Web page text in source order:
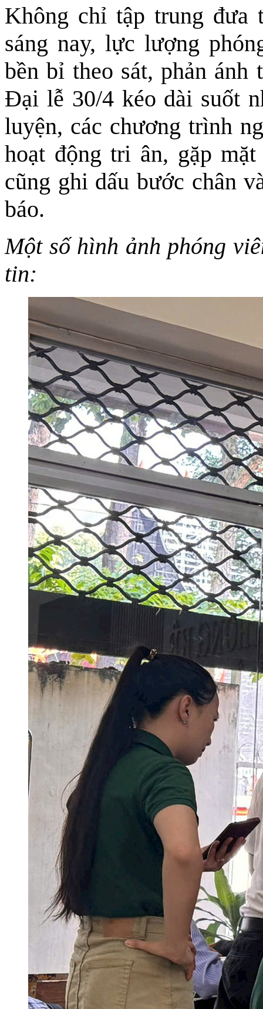
Không chỉ tập trung
sáng nay, lực lượng
bền bỉ theo sát, phản ánh
Đại lễ 30/4 kéo dài suốt
luyện, các chương trình
hoạt động tri ân, gặp
cũng ghi dấu bước chân
báo.
Một số hình ảnh phóng
tin: